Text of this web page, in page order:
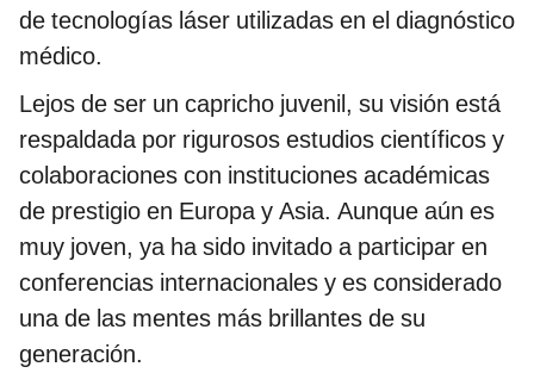
de tecnologías láser utilizadas en el diagnóstico
médico.
Lejos de ser un capricho juvenil, su visión está
respaldada por rigurosos estudios científicos y
colaboraciones con instituciones académicas
de prestigio en Europa y Asia. Aunque aún es
muy joven, ya ha sido invitado a participar en
conferencias internacionales y es considerado
una de las mentes más brillantes de su
generación.